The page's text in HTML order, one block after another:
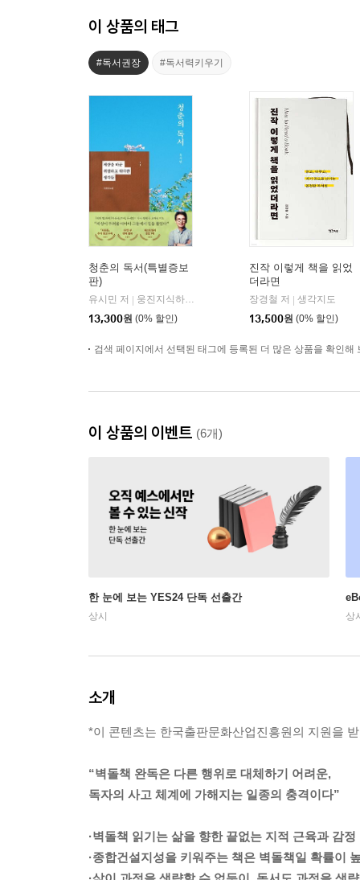
이 상품의 태그
#독서권장 #독서력키우기
청춘의 독서(특별증보
판)
유시민 저 | 웅진지식하우스
13,300원 (0% 할인)
진작 이렇게 책을 읽었
더라면
장경철 저 | 생각지도
13,500원 (0% 할인)
검색 페이지에서 선택된 태그에 등록된 더 많은 상품을 확인해
이 상품의 이벤트 (6개)
한 눈에 보는 YES24 단독 선출간
상시 상
소개
*이 콘텐츠는 한국출판문화산업진흥원의 지원을
“벽돌책 완독은 다른 행위로 대체하기 어려운,
독자의 사고 체계에 가해지는 일종의 충격이다”
·벽돌책 읽기는 삶을 향한 끝없는 지적 근육과 감
·종합건설지성을 키워주는 책은 벽돌책일 확률이